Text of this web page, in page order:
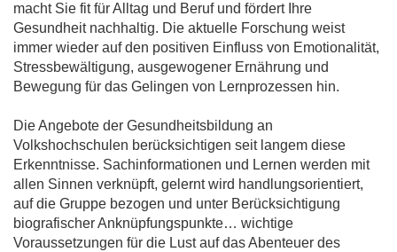
macht Sie fit für Alltag und Beruf und fördert Ihre
Gesundheit nachhaltig. Die aktuelle Forschung weist
immer wieder auf den positiven Einfluss von Emotionalität,
Stressbewältigung, ausgewogener Ernährung und
Bewegung für das Gelingen von Lernprozessen hin.
Die Angebote der Gesundheitsbildung an
Volkshochschulen berücksichtigen seit langem diese
Erkenntnisse. Sachinformationen und Lernen werden mit
allen Sinnen verknüpft, gelernt wird handlungsorientiert,
auf die Gruppe bezogen und unter Berücksichtigung
biografischer Anknüpfungspunkte… wichtige
Voraussetzungen für die Lust auf das Abenteuer des